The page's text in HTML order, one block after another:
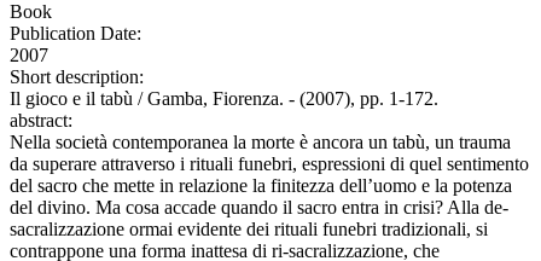
Book
Publication Date:
2007
Short description:
Il gioco e il tabù / Gamba, Fiorenza. - (2007), pp. 1-172.
abstract:
Nella società contemporanea la morte è ancora un tabù, un trauma
da superare attraverso i rituali funebri, espressioni di quel sentimento
del sacro che mette in relazione la finitezza dell’uomo e la potenza
del divino. Ma cosa accade quando il sacro entra in crisi? Alla de-
sacralizzazione ormai evidente dei rituali funebri tradizionali, si
contrappone una forma inattesa di ri-sacralizzazione, che